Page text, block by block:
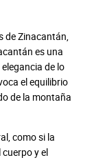
de Zinacantán,
es una
de lo
el equilibrio
de la montaña
como si la
y el